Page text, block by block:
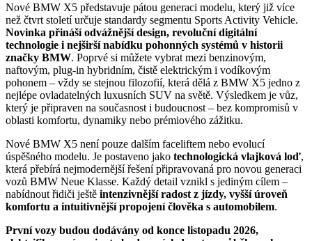
Nové BMW X5 představuje pátou generaci modelu, který již více
než čtvrt století určuje standardy segmentu Sports Activity Vehicle.
Novinka přináší odvážnější design, revoluční digitální
technologie i nejširší nabídku pohonných systémů v historii
značky BMW. Poprvé si můžete vybrat mezi benzinovým,
naftovým, plug-in hybridním, čistě elektrickým i vodíkovým
pohonem – vždy se stejnou filozofií, která dělá z BMW X5 jedno z
nejlépe ovladatelných luxusních SUV na světě. Výsledkem je vůz,
který je připraven na současnost i budoucnost – bez kompromisů v
oblasti komfortu, dynamiky nebo prémiového zážitku.
Nové BMW X5 není pouze dalším faceliftem nebo evolucí
úspěšného modelu. Je postaveno jako technologická vlajková loď,
která přebírá nejmodernější řešení připravovaná pro novou generaci
vozů BMW Neue Klasse. Každý detail vznikl s jediným cílem –
nabídnout řidiči ještě intenzivnější radost z jízdy, vyšší úroveň
komfortu a intuitivnější propojení člověka s automobilem.
První vozy budou dodávány od konce listopadu 2026,